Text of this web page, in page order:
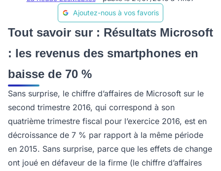
Ajoutez-nous à vos favoris
Tout savoir sur : Résultats Microsoft
: les revenus des smartphones en
baisse de 70 %
Sans surprise, le chiffre d’affaires de Microsoft sur le
second trimestre 2016, qui correspond à son
quatrième trimestre fiscal pour l’exercice 2016, est en
décroissance de 7 % par rapport à la même période
en 2015. Sans surprise, parce que les effets de change
ont joué en défaveur de la firme (le chiffre d’affaires